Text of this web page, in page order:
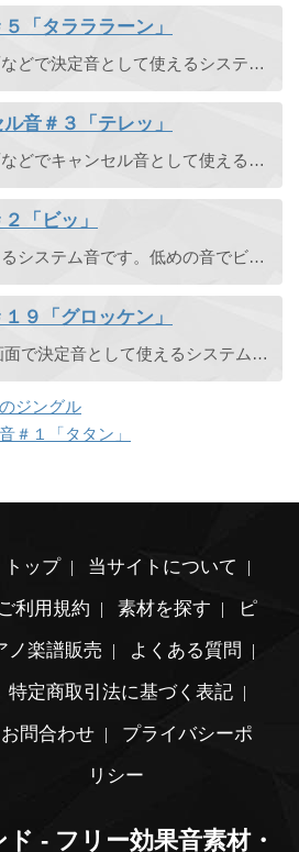
「タラララーン」
ゲームのメニュー画面などで決定音として使えるシステム効果音です。かわいいメルヘンチックな音でタラララーンと鳴ります。決定音だけではなく、アイテム発見時の効果音などにも最適です。
音＃３「テレッ」
ゲームのメニュー画面などでキャンセル音として使えるシステム効果音です。未来的なシンセティックな音でテレッと鳴ります。
「ビッ」
ゲームの決定音に使えるシステム音です。低めの音でビッと鳴ります。
９「グロッケン」
RPGなどのメニュー画面で決定音として使えるシステム効果音です。木琴・グロッケンが奏でる南国風の決定音です。
ジングル
＃１「タタン」
トップ
当サイトについて
ご利用規約
素材を探す
ピ
ノ楽譜販売
よくある質問
特定商取引法に基づく表記
お問合わせ
プライバシーポ
リシー
- フリー効果音素材・